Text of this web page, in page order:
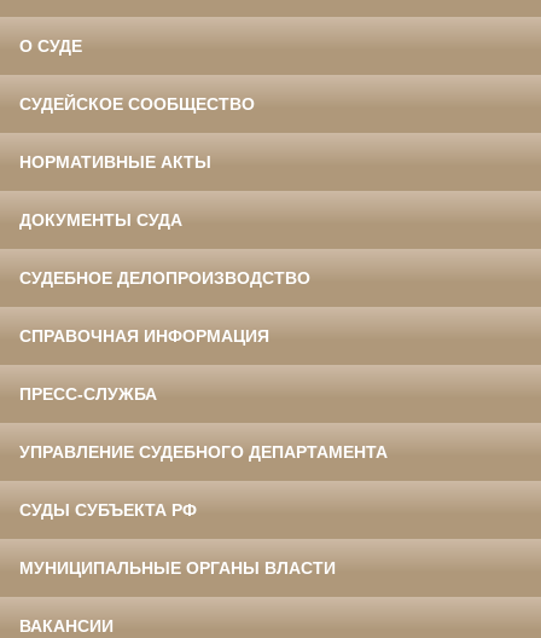
О СУДЕ
СУДЕЙСКОЕ СООБЩЕСТВО
НОРМАТИВНЫЕ АКТЫ
ДОКУМЕНТЫ СУДА
СУДЕБНОЕ ДЕЛОПРОИЗВОДСТВО
СПРАВОЧНАЯ ИНФОРМАЦИЯ
ПРЕСС-СЛУЖБА
УПРАВЛЕНИЕ СУДЕБНОГО ДЕПАРТАМЕНТА
СУДЫ СУБЪЕКТА РФ
МУНИЦИПАЛЬНЫЕ ОРГАНЫ ВЛАСТИ
ВАКАНСИИ